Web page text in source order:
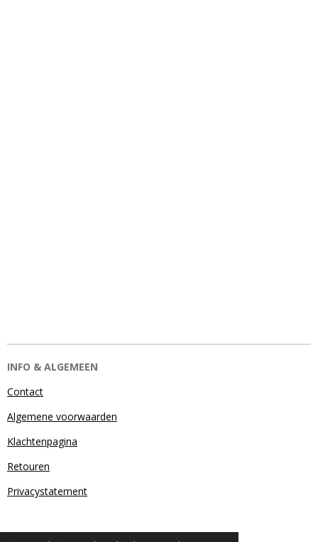
INFO & ALGEMEEN
Contact
Algemene voorwaarden
Klachtenpagina
Retouren
Privacystatement